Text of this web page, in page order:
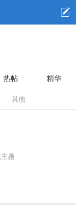
热帖 精华
其他
题